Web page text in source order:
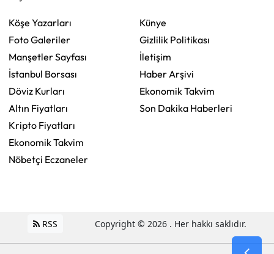
Köşe Yazarları
Foto Galeriler
Manşetler Sayfası
İstanbul Borsası
Döviz Kurları
Altın Fiyatları
Kripto Fiyatları
Ekonomik Takvim
Nöbetçi Eczaneler
Künye
Gizlilik Politikası
İletişim
Haber Arşivi
Ekonomik Takvim
Son Dakika Haberleri
RSS Copyright © 2026 . Her hakkı saklıdır.